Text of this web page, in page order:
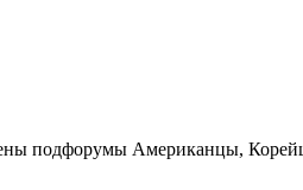
подфорумы Американцы,